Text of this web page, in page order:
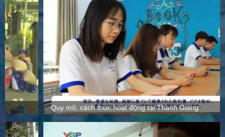
Quy mô, cách thức hoạt động tại Thanh Giang